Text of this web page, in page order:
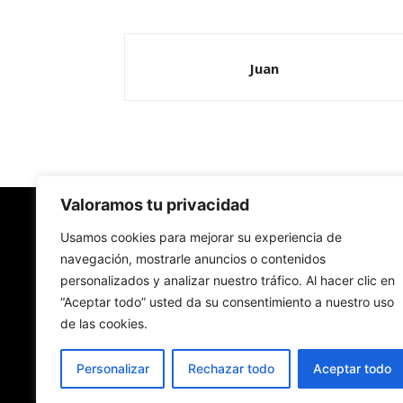
Valoramos tu privacidad
Usamos cookies para mejorar su experiencia de
navegación, mostrarle anuncios o contenidos
personalizados y analizar nuestro tráfico. Al hacer clic en
“Aceptar todo” usted da su consentimiento a nuestro uso
de las cookies.
Personalizar Rechazar todo Aceptar todo
Juan
Redes Cristianas
Una mirada alternativa sobre la Iglesia católica
- Colectivos de Redes Cristianas